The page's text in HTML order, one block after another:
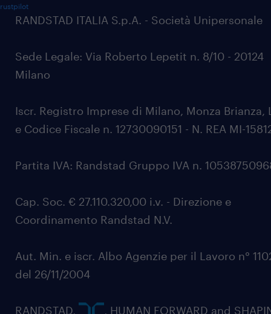
RANDSTAD ITALIA S.p.A. - Società Unipersonale
Sede Legale: Via Roberto Lepetit n. 8/10 - 20124
Milano
Iscr. Registro Imprese di Milano, Monza Brianza,
e Codice Fiscale n. 12730090151 - N. REA MI-
Partita IVA: Randstad Gruppo IVA n.
Cap. Soc. € 27.110.320,00 i.v. - Direzione e
Coordinamento Randstad N.V.
Aut. Min. e iscr. Albo Agenzie per il Lavoro n°
del 26/11/2004
RANDSTAD,
, HUMAN FORWARD and